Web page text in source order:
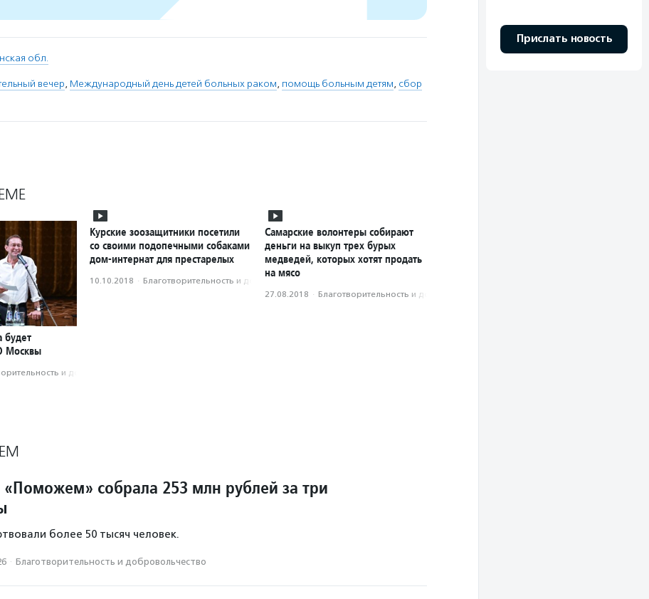
обл.
вечер, Международный день детей больных раком, помощь больным детям, сбор
будет
Москвы
и доброволь­чест­во
Курские зоозащитники посетили
со своими подопечными собаками
дом-интернат для престарелых
10.10.2018 · Благотвори­тель­ность и доброволь­чест­во
Самарские волонтеры собирают
деньги на выкуп трех бурых
медведей, которых хотят продать
на мясо
27.08.2018 · Благотвори­тель­ность и доброволь­чест­во
собрала 253 млн рублей за три
более 50 тысяч человек.
· Благотвори­тель­ность и доброволь­чест­во
Прислать новость